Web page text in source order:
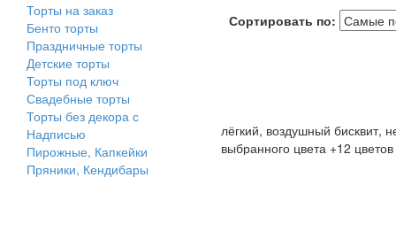
Торты на заказ
Бенто торты
Праздничные торты
Детские торты
Торты под ключ
Свадебные торты
Торты без декора с
Надписью
Пирожные, Капкейки
Пряники, Кендибары
Сортировать по:
лёгкий, воздушный
выбранного цвета +12
Выберите: сделать Надпись